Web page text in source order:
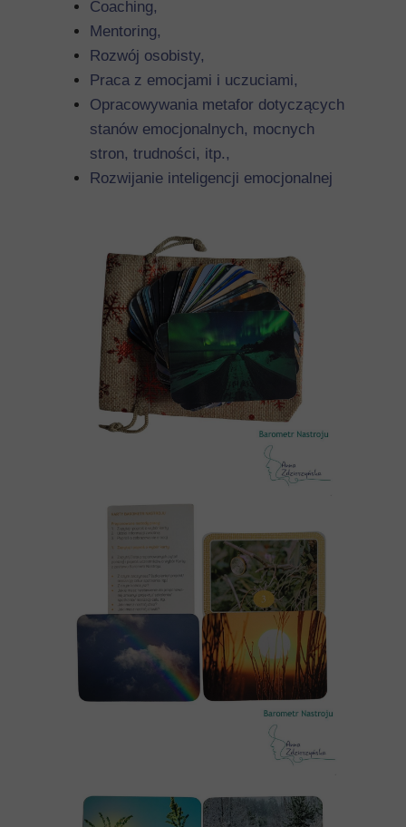
Coaching,
Mentoring,
Rozwój osobisty,
Praca z emocjami i uczuciami,
Opracowywania metafor dotyczących
stanów emocjonalnych, mocnych
stron, trudności, itp.,
Rozwijanie inteligencji emocjonalnej